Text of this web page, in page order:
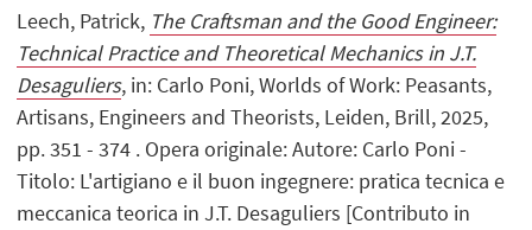
Leech, Patrick, The Craftsman and the Good Engineer:
Technical Practice and Theoretical Mechanics in J.T.
Desaguliers, in: Carlo Poni, Worlds of Work: Peasants,
Artisans, Engineers and Theorists, Leiden, Brill, 2025,
pp. 351 - 374 . Opera originale: Autore: Carlo Poni -
Titolo: L'artigiano e il buon ingegnere: pratica tecnica e
meccanica teorica in J.T. Desaguliers [Contributo in